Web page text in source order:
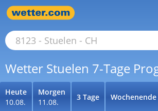
Wetter Stuelen 7-Tage
Heute
10.08.
Morgen
11.08.
3 Tage Wochenende